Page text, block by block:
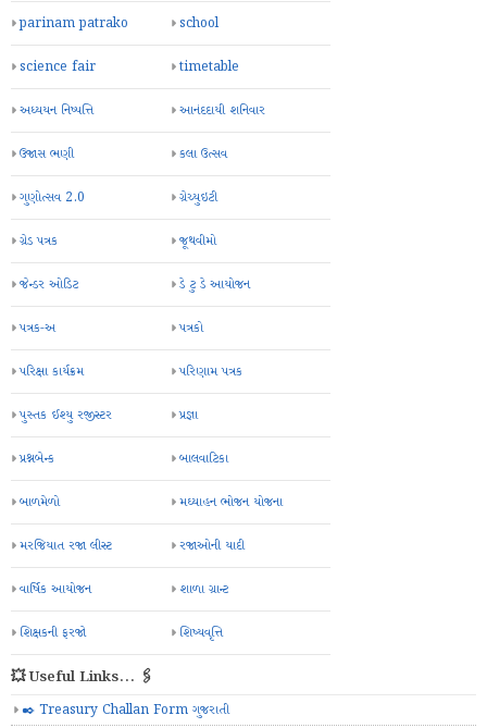
parinam patrako school
science fair timetable
અધ્યયન નિષ્પત્તિ આનંદદાયી શનિવાર
ઉજાસ ભણી કલા ઉત્સવ
ગુણોત્સવ 2.0 ગ્રેચ્યુઇટી
ગ્રેડ પત્રક જૂથવીમો
જેન્ડર ઓડિટ ડે ટુ ડે આયોજન
પત્રક-અ પત્રકો
પરિક્ષા કાર્યક્રમ પરિણામ પત્રક
પુસ્તક ઈશ્યુ રજીસ્ટર પ્રજ્ઞા
પ્રશ્નબેન્ક બાલવાટિકા
બાળમેળો મઘ્યાહન ભોજન યોજના
મરજિયાત રજા લીસ્ટ રજાઓની યાદી
વાર્ષિક આયોજન શાળા ગ્રાન્ટ
શિક્ષકની ફરજો શિષ્યવૃત્તિ
💥 Useful Links... 🖇️
✒️ Treasury Challan Form ગુજરાતી